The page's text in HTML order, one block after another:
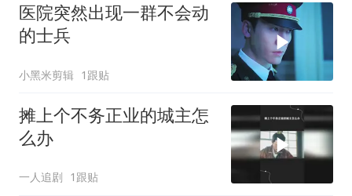
医院突然出现一群不会动
的士兵
小黑米剪辑 1跟贴
摊上个不务正业的城主怎
么办
一人追剧 1跟贴